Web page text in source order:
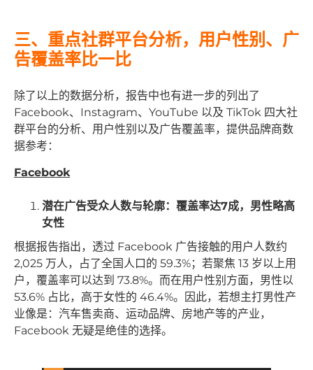
三、重点社群平台分析，用户性别、广
告覆盖率比一比
除了以上的数据分析，报告中也有进一步的列出了
Facebook、Instagram、YouTube 以及 TikTok 四大社
群平台的分析、用户性别以及广告覆盖率，提供品牌商数
据参考：
Facebook
潜在广告受众人数与轮廓：覆盖率达7成，男性略高
女性
根据报告指出，透过 Facebook 广告接触的用户人数约
2,025 万人，占了全国人口的 59.3%；若聚焦 13 岁以上用
户，覆盖率可以达到 73.8%。而在用户性别方面，男性以
53.6% 占比，高于女性的 46.4%。因此，若想主打男性产
业像是：汽车售卖商、运动品牌、房地产等的产业，
Facebook 无疑是绝佳的选择。